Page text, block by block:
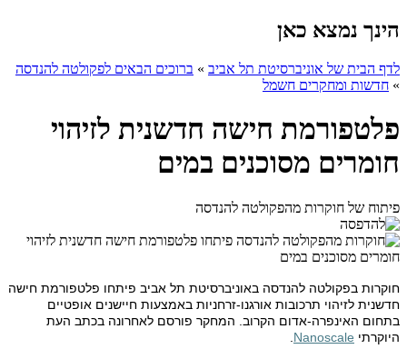
הינך נמצא כאן
לדף הבית של אוניברסיטת תל אביב » ברוכים הבאים לפקולטה להנדסה
» חדשות ומחקרים חשמל
פלטפורמת חישה חדשנית לזיהוי
חומרים מסוכנים במים
פיתוח של חוקרות מהפקולטה להנדסה
חוקרות בפקולטה להנדסה באוניברסיטת תל אביב פיתחו פלטפורמת חישה
חדשנית לזיהוי תרכובות אורגנו-זרחניות באמצעות חיישנים אופטיים
בתחום האינפרה-אדום הקרוב. המחקר פורסם לאחרונה בכתב העת
היוקרתי Nanoscale